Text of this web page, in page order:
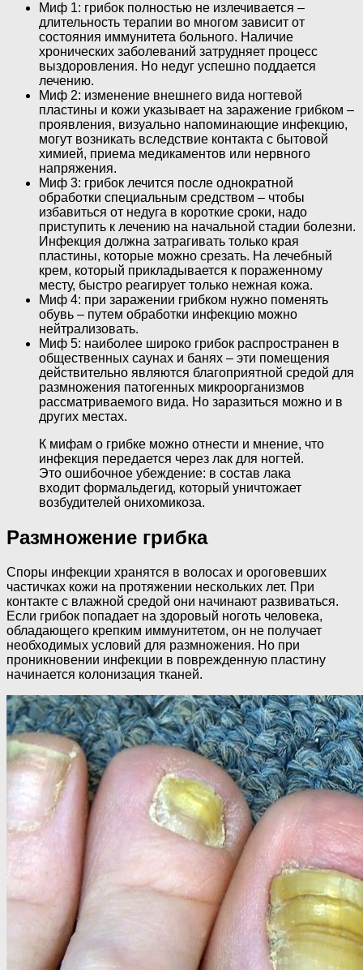
Миф 1: грибок полностью не излечивается –
длительность терапии во многом зависит от
состояния иммунитета больного. Наличие
хронических заболеваний затрудняет процесс
выздоровления. Но недуг успешно поддается
лечению.
Миф 2: изменение внешнего вида ногтевой
пластины и кожи указывает на заражение грибком –
проявления, визуально напоминающие инфекцию,
могут возникать вследствие контакта с бытовой
химией, приема медикаментов или нервного
напряжения.
Миф 3: грибок лечится после однократной
обработки специальным средством – чтобы
избавиться от недуга в короткие сроки, надо
приступить к лечению на начальной стадии болезни.
Инфекция должна затрагивать только края
пластины, которые можно срезать. На лечебный
крем, который прикладывается к пораженному
месту, быстро реагирует только нежная кожа.
Миф 4: при заражении грибком нужно поменять
обувь – путем обработки инфекцию можно
нейтрализовать.
Миф 5: наиболее широко грибок распространен в
общественных саунах и банях – эти помещения
действительно являются благоприятной средой для
размножения патогенных микроорганизмов
рассматриваемого вида. Но заразиться можно и в
других местах.
К мифам о грибке можно отнести и мнение, что
инфекция передается через лак для ногтей.
Это ошибочное убеждение: в состав лака
входит формальдегид, который уничтожает
возбудителей онихомикоза.
Размножение грибка
Споры инфекции хранятся в волосах и ороговевших
частичках кожи на протяжении нескольких лет. При
контакте с влажной средой они начинают развиваться.
Если грибок попадает на здоровый ноготь человека,
обладающего крепким иммунитетом, он не получает
необходимых условий для размножения. Но при
проникновении инфекции в поврежденную пластину
начинается колонизация тканей.